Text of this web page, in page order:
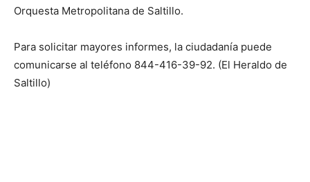
Orquesta Metropolitana de Saltillo.
Para solicitar mayores informes, la ciudadanía puede
comunicarse al teléfono 844-416-39-92. (El Heraldo de
Saltillo)